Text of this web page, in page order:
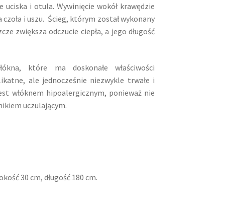
uciska i otula. Wywinięcie wokół krawędzie
i uszu. Ścieg, którym został wykonany
zwiększa odczucie ciepła, a jego długość
które ma doskonałe właściwości
ale jednocześnie niezwykle trwałe i
włóknem hipoalergicznym, ponieważ nie
uczulającym.
30 cm, długość 180 cm.